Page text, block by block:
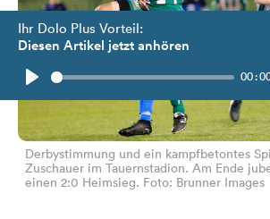
Ihr Dolo Plus Vorteil:
Diesen Artikel jetzt anhören
Play
Derbystimmung und ein kampfbetontes
Zuschauer im Tauernstadion. Am Ende
einen 2:0 Heimsieg. Foto: Brunner Images